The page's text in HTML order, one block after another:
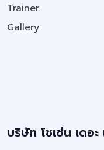
Trainer
Gallery
บริษัท โชเซ่น เดอ